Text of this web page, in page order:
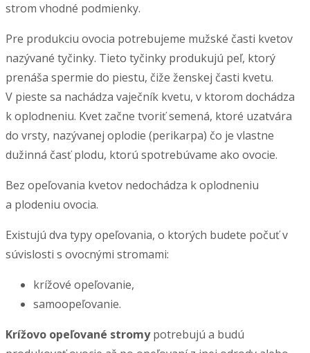
strom vhodné podmienky.
Pre produkciu ovocia potrebujeme mužské časti kvetov
nazývané tyčinky. Tieto tyčinky produkujú peľ, ktorý
prenáša spermie do piestu, čiže ženskej časti kvetu.
V pieste sa nachádza vaječník kvetu, v ktorom dochádza
k oplodneniu. Kvet začne tvoriť semená, ktoré uzatvára
do vrsty, nazývanej oplodie (perikarpa) čo je vlastne
dužinná časť plodu, ktorú spotrebúvame ako ovocie.
Bez opeľovania kvetov nedochádza k oplodneniu
a plodeniu ovocia.
Existujú dva typy opeľovania, o ktorých budete počuť v
súvislosti s ovocnými stromami:
krížové opeľovanie,
samoopeľovanie.
Krížovo opeľované stromypotrebujú a budú